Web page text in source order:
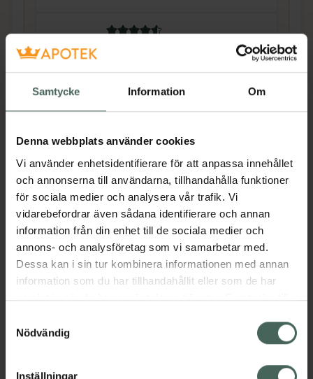
Samtycke Information Om
Denna webbplats använder cookies
Vi använder enhetsidentifierare för att anpassa innehållet
och annonserna till användarna, tillhandahålla funktioner
för sociala medier och analysera vår trafik. Vi
vidarebefordrar även sådana identifierare och annan
information från din enhet till de sociala medier och
annons- och analysföretag som vi samarbetar med.
Dessa kan i sin tur kombinera informationen med annan
information som du har tillhandahållit eller som de har
samlat in när du har använt deras tjänster. Samtycke till
återkalla ditt samtycke via webbplatsens
cookieinställningar. Ett återkallat samtycke påverkar inte
lagligheten av behandling som skett innan återkallelsen.
Nödvändig
Inställningar
4.6 av 5 i omdöme
Depend Nail File SalonPro
Pris online
Köp båda för 98 kr
Köp båda
Beskrivning Dölj
Bffer med två filytor 100 grit, 180 grit.För att
jämna till konstmaterial som akryl, gel, fiber
extra lång hållbarhet. Filen är tvättbar och
Jämförpris